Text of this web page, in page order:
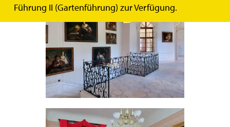
Führung II (Gartenführung) zur Verfügung.